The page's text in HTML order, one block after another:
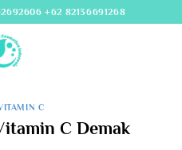
+62 82136691268
C
C Demak